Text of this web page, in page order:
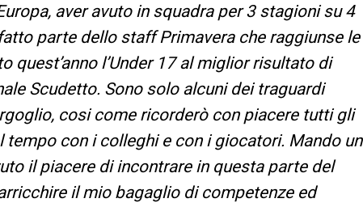
aver avuto in squadra per 3 stagioni su 4
parte dello staff Primavera che raggiunse le
quest’anno l’Under 17 al miglior risultato di
Scudetto. Sono solo alcuni dei traguardi
cosi come ricorderò con piacere tutti gli
con i colleghi e con i giocatori. Mando un
il piacere di incontrare in questa parte del
il mio bagaglio di competenze ed